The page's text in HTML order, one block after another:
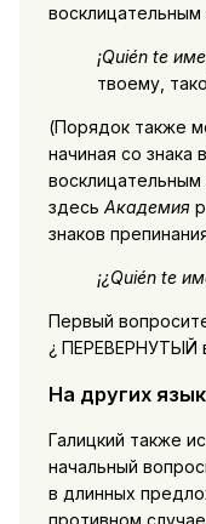
¡Quién te
твоему,
(Порядок также
начиная со знака
здесь Академия
знаков
¡¿Quién te
Первый
¿ ПЕРЕВЕРНУТЫЙ
На других
Галицкий также
начальный
в длинных